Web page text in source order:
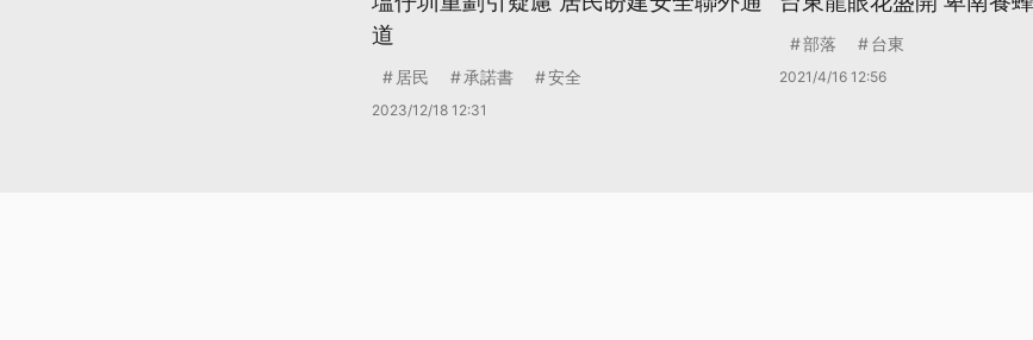
道
居民 承諾書 安全
2023/12/18 12:31
部落 台東
2021/4/16 12:56